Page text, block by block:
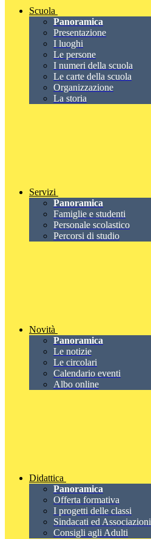
Scuola
Panoramica
Presentazione
I luoghi
Le persone
I numeri della scuola
Le carte della scuola
Organizzazione
La storia
Servizi
Panoramica
Famiglie e studenti
Personale scolastico
Percorsi di studio
Novità
Panoramica
Le notizie
Le circolari
Calendario eventi
Albo online
Didattica
Panoramica
Offerta formativa
I progetti delle classi
Sindacati ed Associazioni
Consigli agli Adulti